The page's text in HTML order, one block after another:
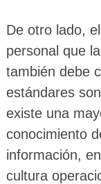
De otro lado,
personal que
también debe
estándares
existe una
conocimiento
información,
cultura